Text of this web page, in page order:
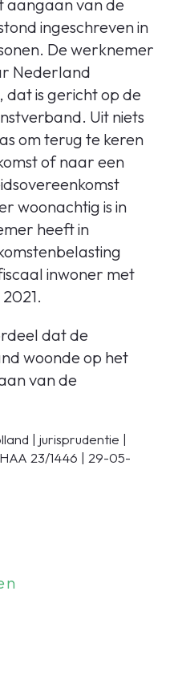
aangaan van de
ingeschreven in
De werknemer
Nederland
dat is gericht op de
Uit niets
om terug te keren
of naar een
woonachtig is in
heeft in
inwoner met
dat de
woonde op het
van de
| jurisprudentie |
23/1446 | 29-05-